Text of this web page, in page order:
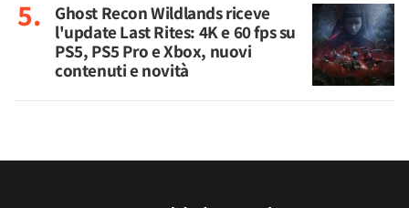
Ghost Recon Wildlands riceve
l'update Last Rites: 4K e 60 fps su
PS5, PS5 Pro e Xbox, nuovi
contenuti e novità